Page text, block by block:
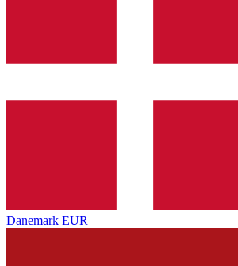
Danemark EUR